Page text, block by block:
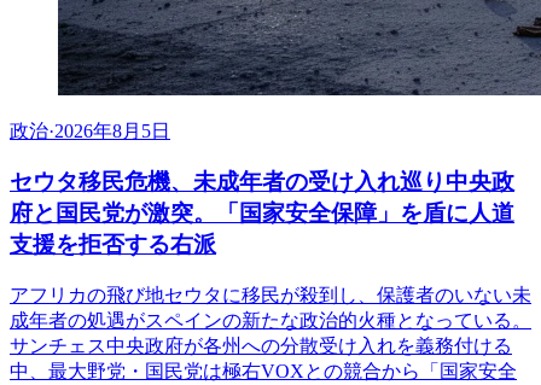
政治·2026年8月5日
セウタ移民危機、未成年者の受け入れ巡り中央政
府と国民党が激突。「国家安全保障」を盾に人道
支援を拒否する右派
アフリカの飛び地セウタに移民が殺到し、保護者のいない未
成年者の処遇がスペインの新たな政治的火種となっている。
サンチェス中央政府が各州への分散受け入れを義務付ける
中、最大野党・国民党は極右VOXとの競合から「国家安全